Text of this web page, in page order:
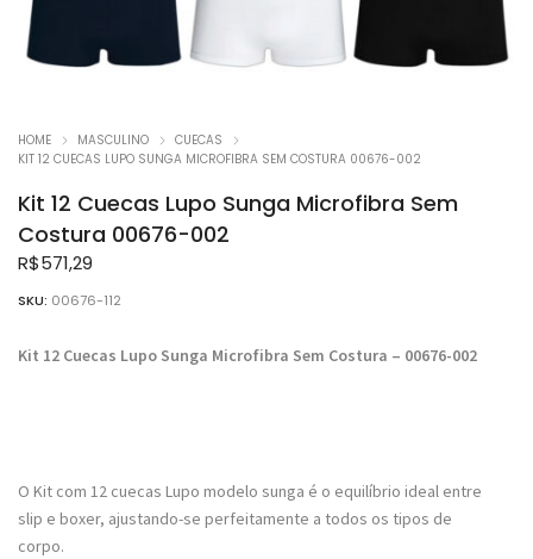
HOME MASCULINO
CUECAS
KIT 12 CUECAS LUPO SUNGA MICROFIBRA SEM COSTURA 00676-002
Kit 12 Cuecas Lupo Sunga Microfibra Sem
Costura 00676-002
R$571,29
SKU: 00676-112
Kit 12 Cuecas Lupo Sunga Microfibra Sem Costura – 00676-002
O Kit com 12 cuecas Lupo modelo sunga é o equilíbrio ideal entre
slip e boxer, ajustando-se perfeitamente a todos os tipos de
corpo.